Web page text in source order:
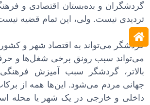
گردشگران و بده‌بستان اقتصادی و
تردیدی نیست. ولی، این تمام قضیه
گردشگر می‌تواند به اقتصاد شهر و
می‌تواند سبب رونق برخی شغل‌ها و
بالاتر، گردشگر سبب آمیزش
جهانی مردم می‌شود. این‌ها همه از
داخلی و خارجی در یک شهر یا محله